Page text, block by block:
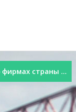
страны ...